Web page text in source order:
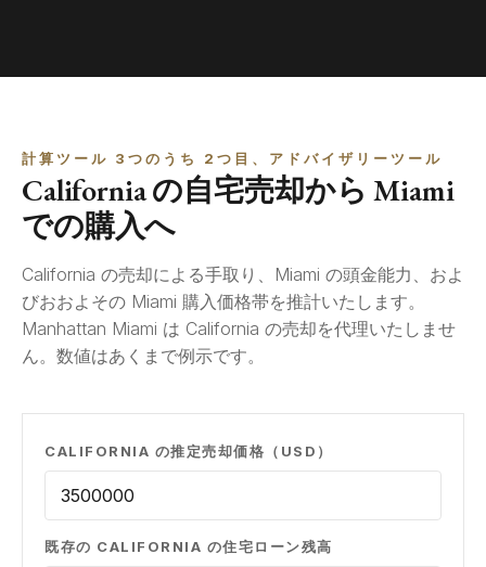
計算ツール 3つのうち 2つ目、アドバイザリーツール
California の自宅売却から Miami
での購入へ
California の売却による手取り、Miami の頭金能力、およ
びおおよその Miami 購入価格帯を推計いたします。
Manhattan Miami は California の売却を代理いたしませ
ん。数値はあくまで例示です。
CALIFORNIA の推定売却価格（USD）
既存の CALIFORNIA の住宅ローン残高